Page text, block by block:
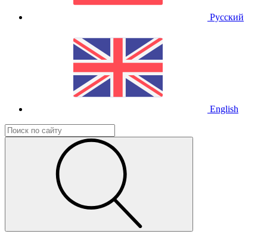
Русский
English